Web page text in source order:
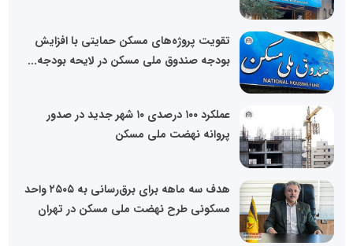
تقویت پروژه‌های مسکن حمایتی با افزایش
بودجه صندوق ملی مسکن در لایحه بودجه...
عملکرد ۱۰۰ درصدی ۱۰ شهر جدید در صدور
پروانه نهضت ملی مسکن
هدف سه ماهه برای برق‌رسانی به ۲۵۰۵ واحد
مسکونی طرح نهضت ملی مسکن در تهران